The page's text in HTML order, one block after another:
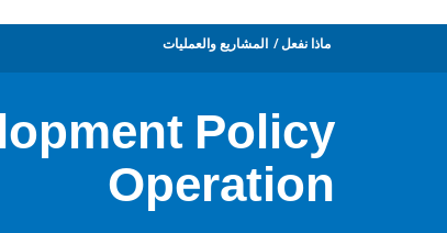
ماذا نفعل المشاريع والعمليات
Policy
Operation